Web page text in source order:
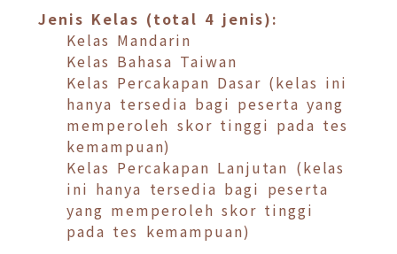
Jenis Kelas (total 4 jenis):
Kelas Mandarin
Kelas Bahasa Taiwan
Kelas Percakapan Dasar (kelas ini
hanya tersedia bagi peserta yang
memperoleh skor tinggi pada tes
kemampuan)
Kelas Percakapan Lanjutan (kelas
ini hanya tersedia bagi peserta
yang memperoleh skor tinggi
pada tes kemampuan)